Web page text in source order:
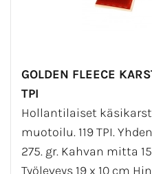
GOLDEN FLEECE
TPI
Hollantilaiset
muotoilu. 119 TPI.
275. gr. Kahvan mitta
Työleveys 19 x 10 cm